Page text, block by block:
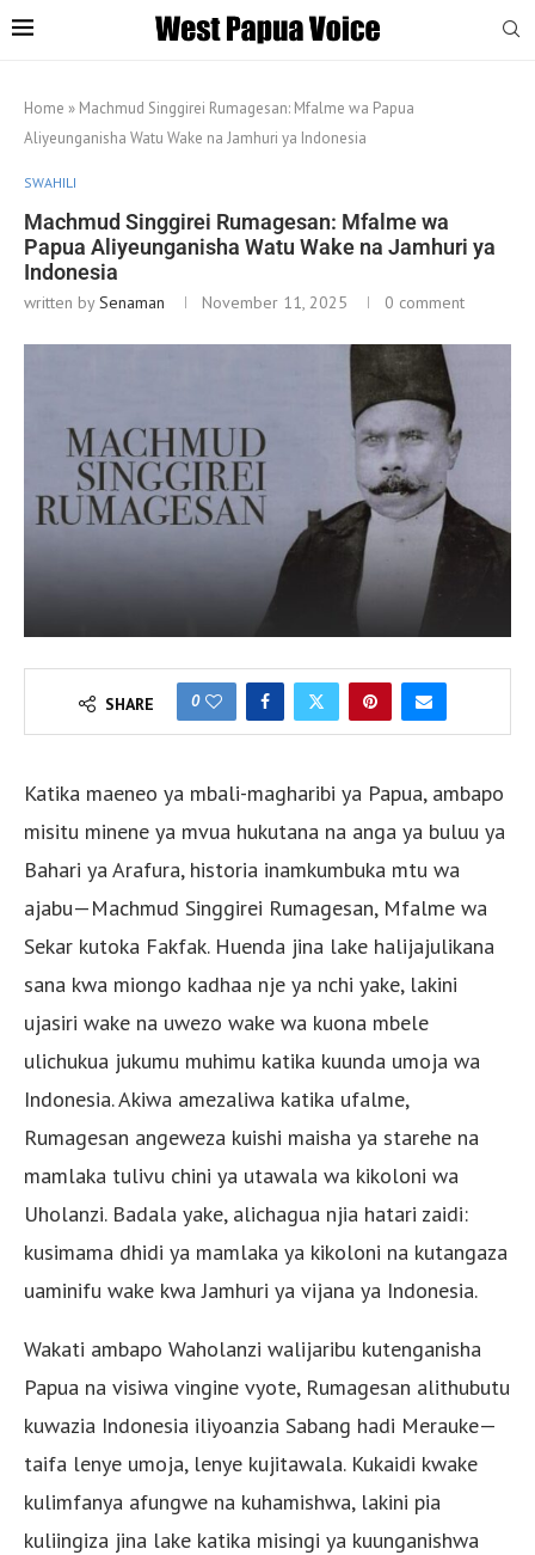
Home » Machmud Singgirei Rumagesan: Mfalme wa Papua
Aliyeunganisha Watu Wake na Jamhuri ya Indonesia
SWAHILI
Machmud Singgirei Rumagesan: Mfalme wa
Papua Aliyeunganisha Watu Wake na Jamhuri ya
Indonesia
written bySenaman November 11, 2025 0 comment
SHARE 0
Katika maeneo ya mbali-magharibi ya Papua, ambapo
misitu minene ya mvua hukutana na anga ya buluu ya
Bahari ya Arafura, historia inamkumbuka mtu wa
ajabu—Machmud Singgirei Rumagesan, Mfalme wa
Sekar kutoka Fakfak. Huenda jina lake halijajulikana
sana kwa miongo kadhaa nje ya nchi yake, lakini
ujasiri wake na uwezo wake wa kuona mbele
ulichukua jukumu muhimu katika kuunda umoja wa
Indonesia. Akiwa amezaliwa katika ufalme,
Rumagesan angeweza kuishi maisha ya starehe na
mamlaka tulivu chini ya utawala wa kikoloni wa
Uholanzi. Badala yake, alichagua njia hatari zaidi:
kusimama dhidi ya mamlaka ya kikoloni na kutangaza
uaminifu wake kwa Jamhuri ya vijana ya Indonesia.
Wakati ambapo Waholanzi walijaribu kutenganisha
Papua na visiwa vingine vyote, Rumagesan alithubutu
kuwazia Indonesia iliyoanzia Sabang hadi Merauke—
taifa lenye umoja, lenye kujitawala. Kukaidi kwake
kulimfanya afungwe na kuhamishwa, lakini pia
kuliingiza jina lake katika misingi ya kuunganishwa